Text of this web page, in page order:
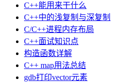
C++能用来干什么
C++中的浅复制与深复制
C/C++进程内存布局
C++面试知识点
构造函数详解
C++ map用法总结
gdb打印vector元素